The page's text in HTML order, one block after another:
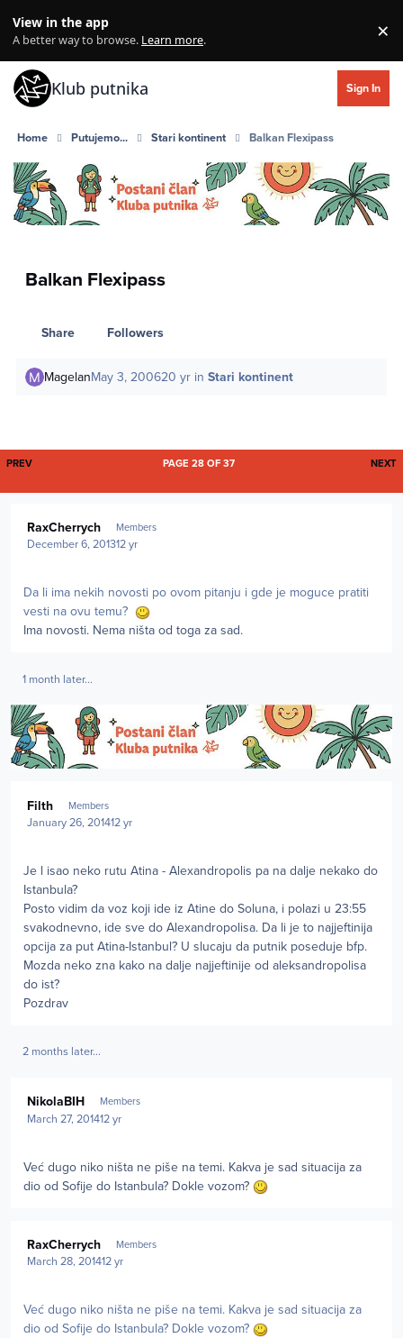
View in the app
A better way to browse. Learn more. ×
Klub putnika Sign In
Home Putujemo... Stari kontinent Balkan Flexipass
Balkan Flexipass
Share Followers
MagelanMay 3, 200620 yr inStari kontinent
FIRST PAGE
PREV NEXT
PAGE 28 OF 37
RaxCherrych Members
December 6, 201312 yr
Da li ima nekih novosti po ovom pitanju i gde je moguce pratiti
vesti na ovu temu?
Ima novosti. Nema ništa od toga za sad.
1 month later...
Filth Members
January 26, 201412 yr
Je l isao neko rutu Atina - Alexandropolis pa na dalje nekako do
Istanbula?
Posto vidim da voz koji ide iz Atine do Soluna, i polazi u 23:55
svakodnevno, ide sve do Alexandropolisa. Da li je to najjeftinija
opcija za put Atina-Istanbul? U slucaju da putnik poseduje bfp.
Mozda neko zna kako na dalje najjeftinije od aleksandropolisa
do ist?
Pozdrav
2 months later...
NikolaBIH Members
March 27, 201412 yr
Već dugo niko ništa ne piše na temi. Kakva je sad situacija za
dio od Sofije do Istanbula? Dokle vozom?
RaxCherrych Members
March 28, 201412 yr
Već dugo niko ništa ne piše na temi. Kakva je sad situacija za
dio od Sofije do Istanbula? Dokle vozom?